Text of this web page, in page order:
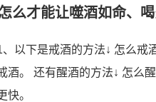
么才能让噬酒如命、
、以下是戒酒的方法↓ 怎么戒
酒。 还有醒酒的方法↓ 怎么
快。